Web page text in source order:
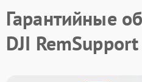
Гарантийные
DJI RemSupport